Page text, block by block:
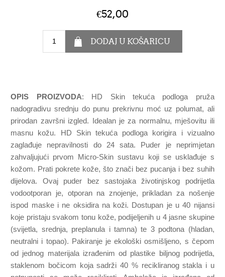
€52,00
OPIS PROIZVODA: HD Skin tekuća podloga pruža
nadogradivu srednju do punu prekrivnu moć uz polumat, ali
prirodan završni izgled. Idealan je za normalnu, mješovitu ili
masnu kožu. HD Skin tekuća podloga korigira i vizualno
zaglađuje nepravilnosti do 24 sata. Puder je neprimjetan
zahvaljujući prvom Micro-Skin sustavu koji se usklađuje s
kožom. Prati pokrete kože, što znači bez pucanja i bez suhih
dijelova. Ovaj puder bez sastojaka životinjskog podrijetla
vodootporan je, otporan na znojenje, prikladan za nošenje
ispod maske i ne oksidira na koži. Dostupan je u 40 nijansi
koje pristaju svakom tonu kože, podijeljenih u 4 jasne skupine
(svijetla, srednja, preplanula i tamna) te 3 podtona (hladan,
neutralni i topao). Pakiranje je ekološki osmišljeno, s čepom
od jednog materijala izrađenim od plastike biljnog podrijetla,
staklenom bočicom koja sadrži 40 % recikliranog stakla i u